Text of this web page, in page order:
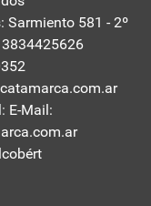
Sarmiento 581 - 2º
3834425626
E-Mail: